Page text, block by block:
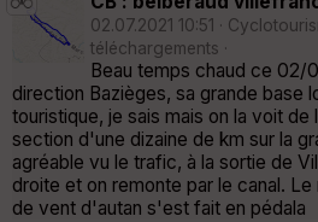
02.07.2021 10:51 ·
téléchargements ·
Beau temps chaud ce 02/
direction Bazièges, sa grande base
touristique, je sais mais on la voit de
section d'une dizaine de km sur la
agréable vu le trafic, à la sortie de
droite et on remonte par le canal.
de vent d'autan s'est fait en pédala